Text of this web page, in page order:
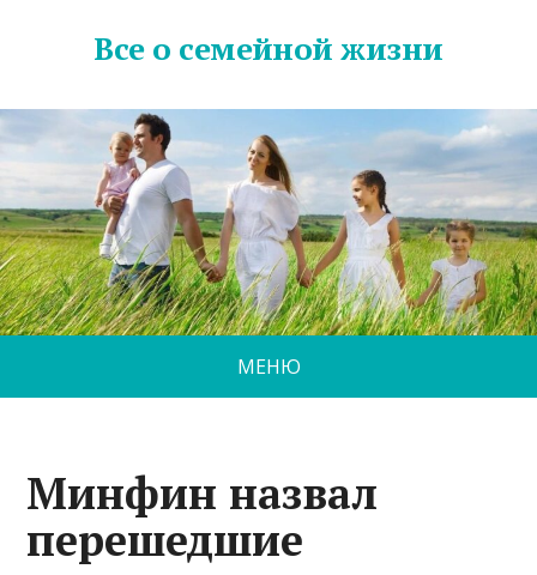
Все о семейной жизни
МЕНЮ
Минфин назвал
перешедшие